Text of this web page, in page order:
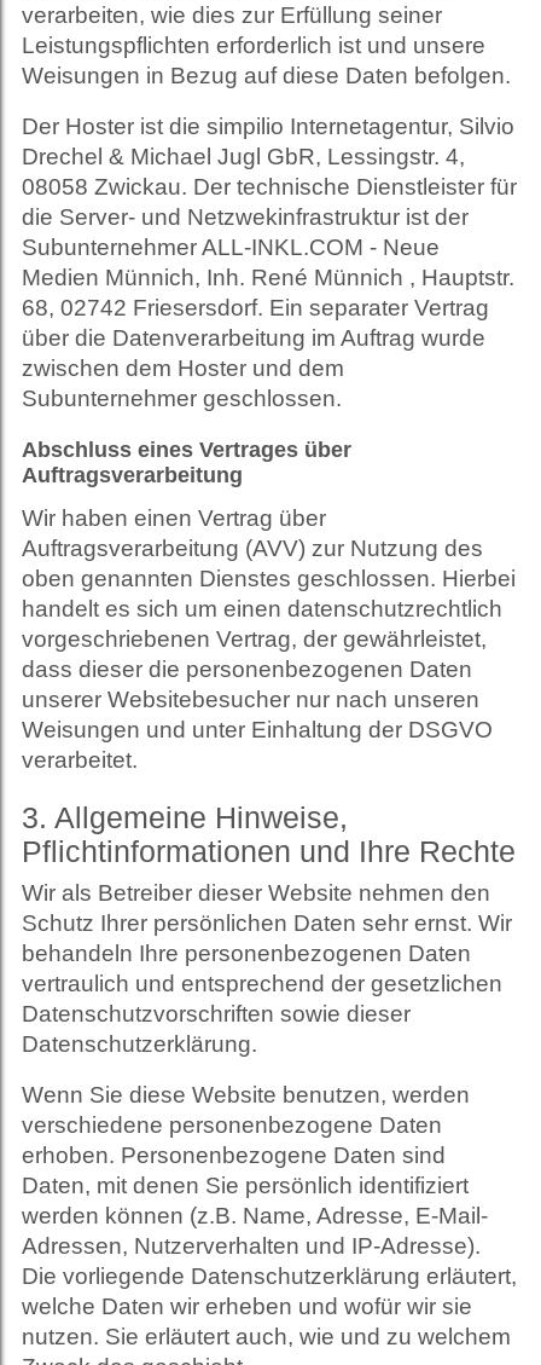
verarbeiten, wie dies zur Erfüllung seiner
Leistungspflichten erforderlich ist und unsere
Weisungen in Bezug auf diese Daten befolgen.
Der Hoster ist die simpilio Internetagentur, Silvio
Drechel & Michael Jugl GbR, Lessingstr. 4,
08058 Zwickau. Der technische Dienstleister für
die Server- und Netzwekinfrastruktur ist der
Subunternehmer ALL-INKL.COM - Neue
Medien Münnich, Inh. René Münnich , Hauptstr.
68, 02742 Friesersdorf. Ein separater Vertrag
über die Datenverarbeitung im Auftrag wurde
zwischen dem Hoster und dem
Subunternehmer geschlossen.
Abschluss eines Vertrages über
Auftragsverarbeitung
Wir haben einen Vertrag über
Auftragsverarbeitung (AVV) zur Nutzung des
oben genannten Dienstes geschlossen. Hierbei
handelt es sich um einen datenschutzrechtlich
vorgeschriebenen Vertrag, der gewährleistet,
dass dieser die personenbezogenen Daten
unserer Websitebesucher nur nach unseren
Weisungen und unter Einhaltung der DSGVO
verarbeitet.
3. Allgemeine Hinweise,
Pflichtinformationen und Ihre Rechte
Wir als Betreiber dieser Website nehmen den
Schutz Ihrer persönlichen Daten sehr ernst. Wir
behandeln Ihre personenbezogenen Daten
vertraulich und entsprechend der gesetzlichen
Datenschutzvorschriften sowie dieser
Datenschutzerklärung.
Wenn Sie diese Website benutzen, werden
verschiedene personenbezogene Daten
erhoben. Personenbezogene Daten sind
Daten, mit denen Sie persönlich identifiziert
werden können (z.B. Name, Adresse, E-Mail-
Adressen, Nutzerverhalten und IP-Adresse).
Die vorliegende Datenschutzerklärung erläutert,
welche Daten wir erheben und wofür wir sie
nutzen. Sie erläutert auch, wie und zu welchem